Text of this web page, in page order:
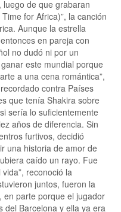
de que grabaran
for Africa)”, la canción
Aunque la estrella
en pareja con
no dudó ni por un
este mundial porque
a una cena romántica”,
contra Países
que tenía Shakira sobre
sería lo suficientemente
años de diferencia. Sin
furtivos, decidió
una historia de amor de
caído un rayo. Fue
reconoció la
juntos, fueron la
en parte porque el jugador
del Barcelona y ella ya era